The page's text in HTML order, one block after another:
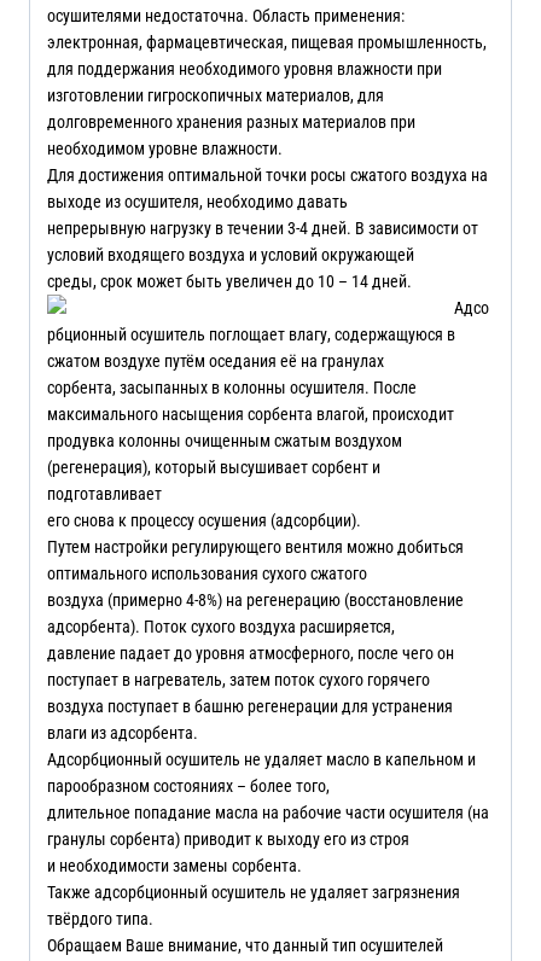
осушителями недостаточна. Область применения:
электронная, фармацевтическая, пищевая промышленность,
для поддержания необходимого уровня влажности при
изготовлении гигроскопичных материалов, для
долговременного хранения разных материалов при
необходимом уровне влажности.
Для достижения оптимальной точки росы сжатого воздуха на
выходе из осушителя, необходимо давать
непрерывную нагрузку в течении 3-4 дней. В зависимости от
условий входящего воздуха и условий окружающей
среды, срок может быть увеличен до 10 – 14 дней.
Адсо
рбционный осушитель поглощает влагу, содержащуюся в
сжатом воздухе путём оседания её на гранулах
сорбента, засыпанных в колонны осушителя. После
максимального насыщения сорбента влагой, происходит
продувка колонны очищенным сжатым воздухом
(регенерация), который высушивает сорбент и
подготавливает
его снова к процессу осушения (адсорбции).
Путем настройки регулирующего вентиля можно добиться
оптимального использования сухого сжатого
воздуха (примерно 4-8%) на регенерацию (восстановление
адсорбента). Поток сухого воздуха расширяется,
давление падает до уровня атмосферного, после чего он
поступает в нагреватель, затем поток сухого горячего
воздуха поступает в башню регенерации для устранения
влаги из адсорбента.
Адсорбционный осушитель не удаляет масло в капельном и
парообразном состояниях – более того,
длительное попадание масла на рабочие части осушителя (на
гранулы сорбента) приводит к выходу его из строя
и необходимости замены сорбента.
Также адсорбционный осушитель не удаляет загрязнения
твёрдого типа.
Обращаем Ваше внимание, что данный тип осушителей